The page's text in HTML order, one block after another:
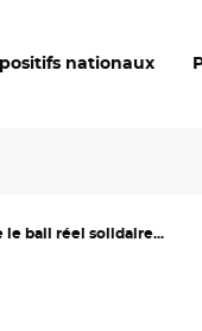
nationaux
le bail réel solidaire...